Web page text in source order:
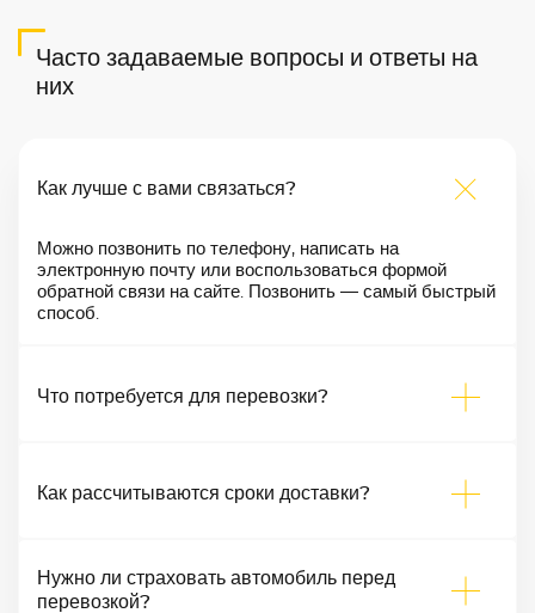
Часто задаваемые вопросы и ответы на
них
Как лучше с вами связаться?
Можно позвонить по телефону, написать на
электронную почту или воспользоваться формой
обратной связи на сайте. Позвонить — самый быстрый
способ.
Что потребуется для перевозки?
Как рассчитываются сроки доставки?
Нужно ли страховать автомобиль перед
перевозкой?